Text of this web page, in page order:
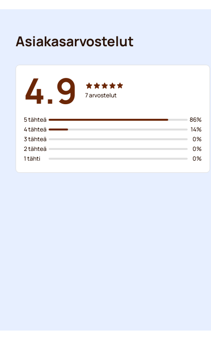
Asiakasarvostelut
4.9 7arvostelut
5 tähteä
4 tähteä
3 tähteä
2 tähteä
1 tähti
86%
14%
0%
0%
0%